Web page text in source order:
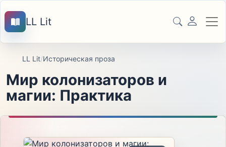
LL Lit
LL Lit/Историческая проза
Мир колонизаторов и
магии: Практика